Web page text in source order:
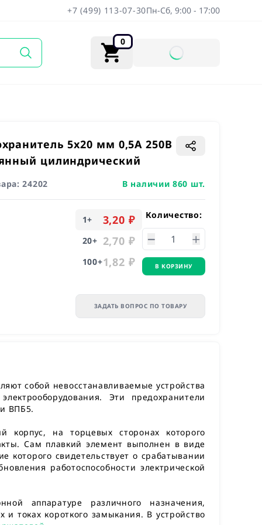
+7 (499) 113-07-30Пн-Сб, 9:00 - 17:00
0
5x20 мм 0,5A 250В
цилиндрический
24202 В наличии 860 шт.
1+ 3,20 ₽
20+ 2,70 ₽
100+1,82 ₽
Количество:
В КОРЗИНУ
ЗАДАТЬ ВОПРОС ПО ТОВАРУ
собой невосстанавливаемые устройства
Эти предохранители
ВПБ5.
корпус, на торцевых сторонах которого
Сам плавкий элемент выполнен в виде
которого свидетельствует о срабатывании
работоспособности электрической
аппаратуре различного назначения,
и токах короткого замыкания. В устройство